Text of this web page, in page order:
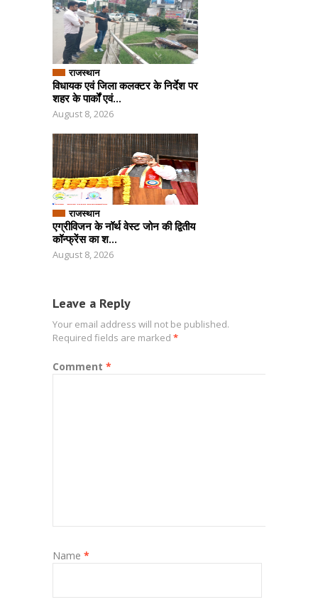
राजस्थान
विधायक एवं जिला कलक्टर के निर्देश पर
शहर के पार्कों एवं...
August 8, 2026
राजस्थान
एग्रीविजन के नॉर्थ वेस्ट जोन की द्वितीय
कॉन्फ्रेंस का श...
August 8, 2026
Leave a Reply
Your email address will not be published.
Required fields are marked *
Comment *
Name *